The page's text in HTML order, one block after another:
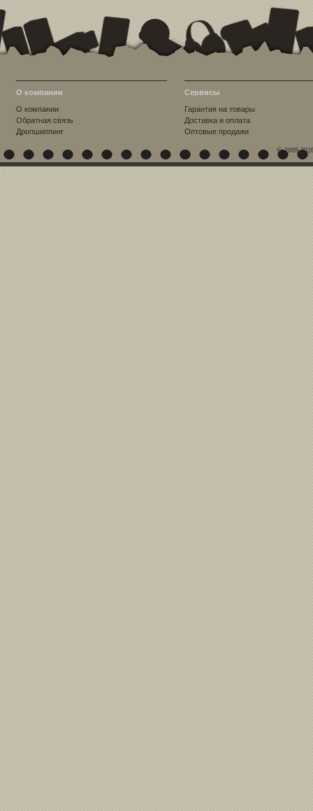
О компании
О компании
Обратная связь
Дропшиппинг
Сервисы
Гарантия на товары
Доставка и оплата
Оптовые продажи
© 2009-